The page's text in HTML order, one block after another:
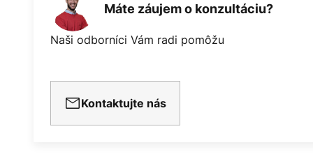
Máte záujem o konzultáciu?
Naši odborníci Vám radi pomôžu
Kontaktujte nás